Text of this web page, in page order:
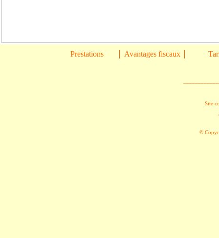
Prestations Avantages fiscaux
Site
©